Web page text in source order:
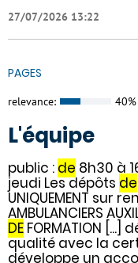
27/07/2026 13:22
PAGES
relevance: 40%
L'équipe
public : de 8h30 à
jeudi Les dépôts de
UNIQUEMENT sur
AMBULANCIERS
DE FORMATION
qualité avec la
développe un